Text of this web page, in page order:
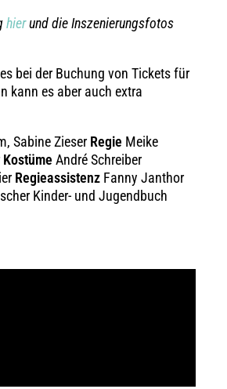
hierund die Inszenierungsfotos
bei der Buchung von Tickets für
kann es aber auch extra
Sabine Zieser Regie Meike
Kostüme André Schreiber
Regieassistenz Fanny Janthor
Kinder- und Jugendbuch